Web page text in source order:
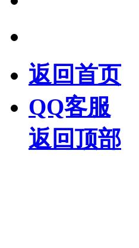
返回首页
QQ客服
返回顶部